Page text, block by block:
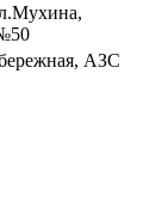
АЗС